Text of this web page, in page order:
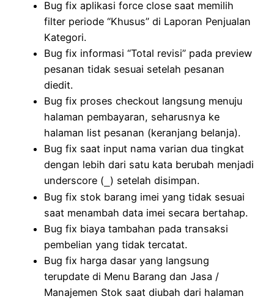
Bug fix aplikasi force close saat memilih
filter periode “Khusus” di Laporan Penjualan
Kategori.
Bug fix informasi “Total revisi” pada preview
pesanan tidak sesuai setelah pesanan
diedit.
Bug fix proses checkout langsung menuju
halaman pembayaran, seharusnya ke
halaman list pesanan (keranjang belanja).
Bug fix saat input nama varian dua tingkat
dengan lebih dari satu kata berubah menjadi
underscore ( ) setelah disimpan.
Bug fix stok barang imei yang tidak sesuai
saat menambah data imei secara bertahap.
Bug fix biaya tambahan pada transaksi
pembelian yang tidak tercatat.
Bug fix harga dasar yang langsung
terupdate di Menu Barang dan Jasa /
Manajemen Stok saat diubah dari halaman